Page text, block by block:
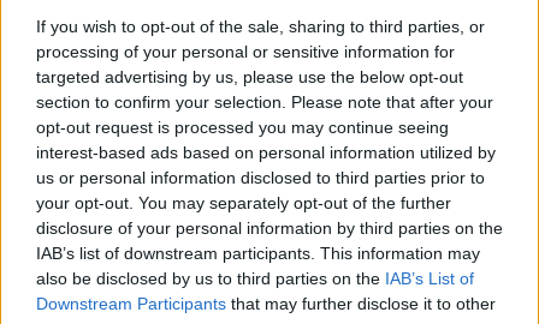
If you wish to opt-out of the sale, sharing to third parties, or
processing of your personal or sensitive information for
targeted advertising by us, please use the below opt-out
section to confirm your selection. Please note that after your
opt-out request is processed you may continue seeing
interest-based ads based on personal information utilized by
us or personal information disclosed to third parties prior to
your opt-out. You may separately opt-out of the further
disclosure of your personal information by third parties on the
IAB’s list of downstream participants. This information may
also be disclosed by us to third parties on the IAB’s List of
Downstream Participants that may further disclose it to other